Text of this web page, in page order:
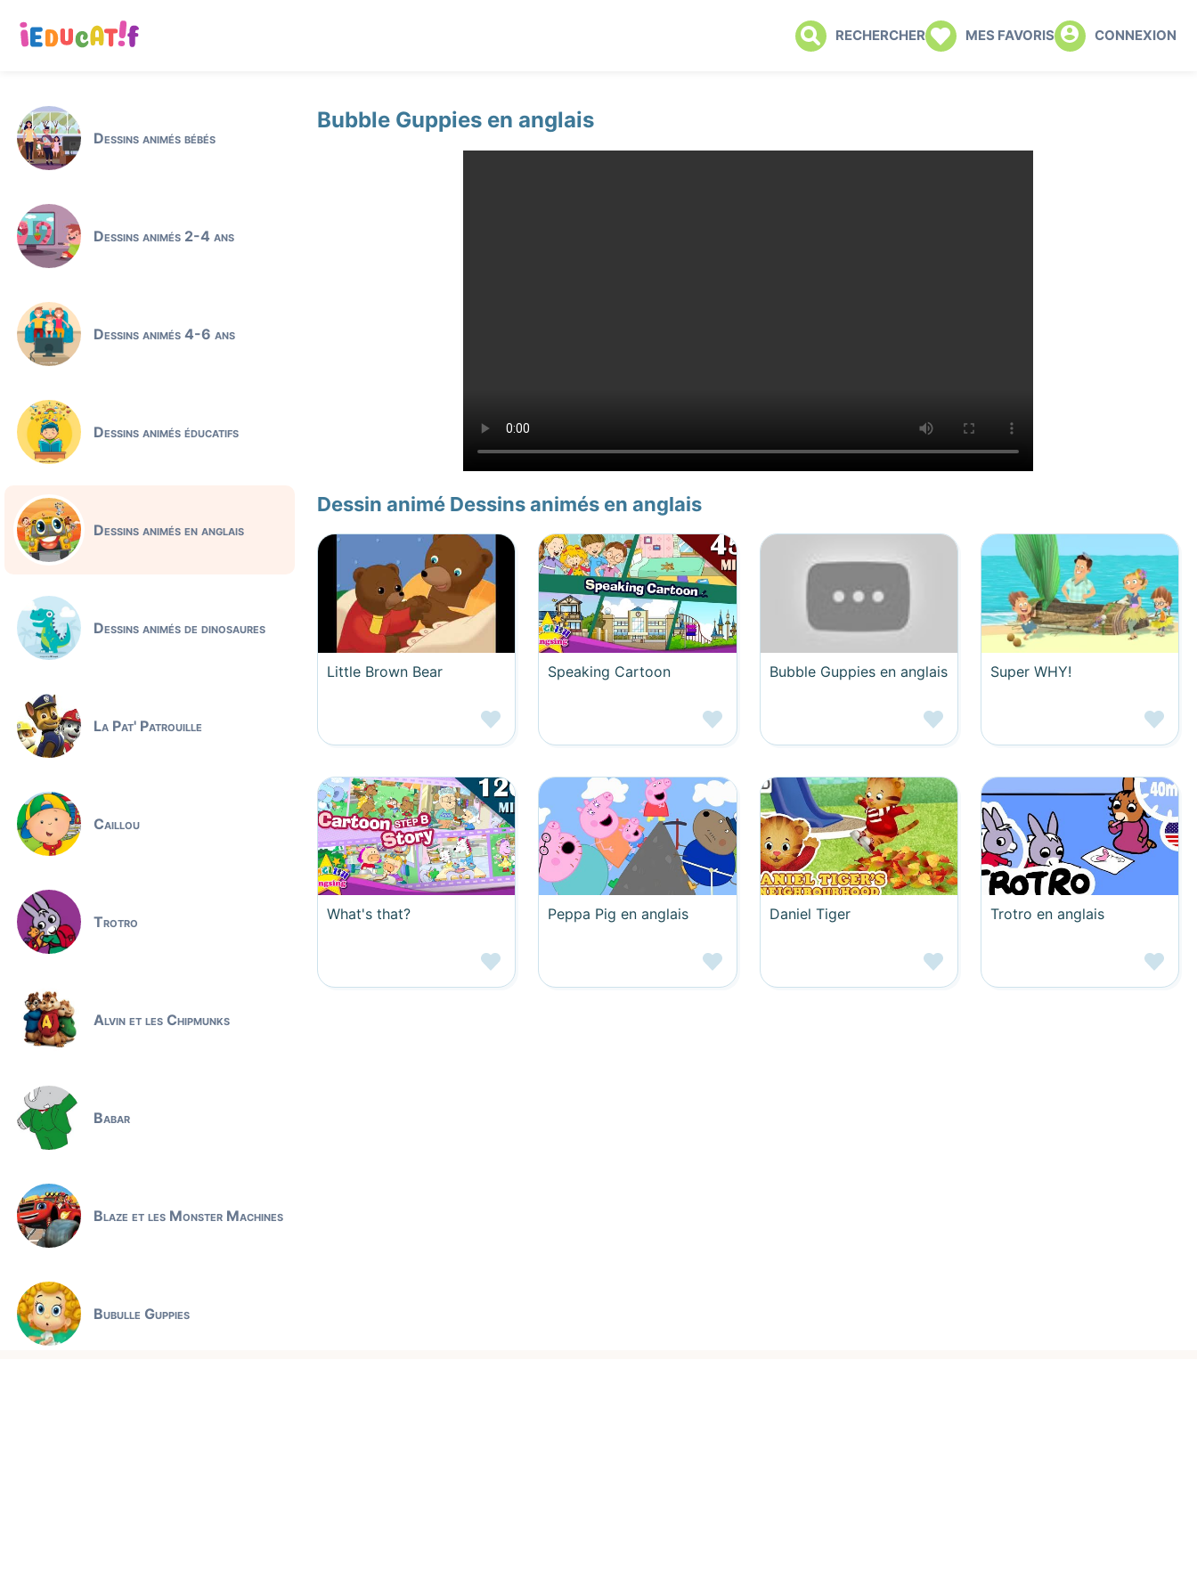
RECHERCHER MES FAVORIS CONNEXION
Dessins animés bébés
Dessins animés 2-4 ans
Dessins animés 4-6 ans
Dessins animés éducatifs
Dessins animés en anglais
Dessins animés de dinosaures
La Pat' Patrouille
Caillou
Trotro
Alvin et les Chipmunks
Babar
Blaze et les Monster Machines
Bubulle Guppies
Bubble Guppies en anglais
Dessin animé Dessins animés en anglais
Little Brown Bear Speaking Cartoon Bubble Guppies en anglais Super WHY!
What's that? Peppa Pig en anglais Daniel Tiger Trotro en anglais